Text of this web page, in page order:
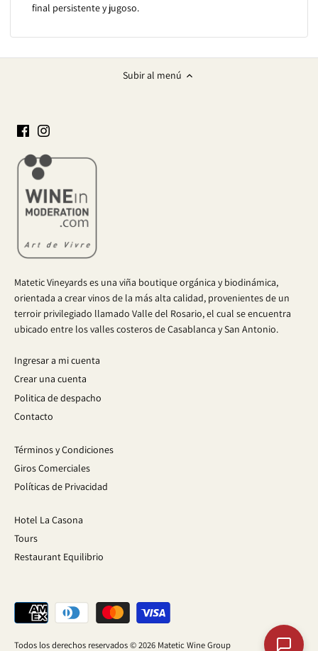
final persistente y jugoso.
Subir al menú
Matetic Vineyards es una viña boutique orgánica y biodinámica,
orientada a crear vinos de la más alta calidad, provenientes de un
terroir privilegiado llamado Valle del Rosario, el cual se encuentra
ubicado entre los valles costeros de Casablanca y San Antonio.
Ingresar a mi cuenta
Crear una cuenta
Politica de despacho
Contacto
Términos y Condiciones
Giros Comerciales
Políticas de Privacidad
Hotel La Casona
Tours
Restaurant Equilibrio
Todos los derechos reservados © 2026 Matetic Wine Group